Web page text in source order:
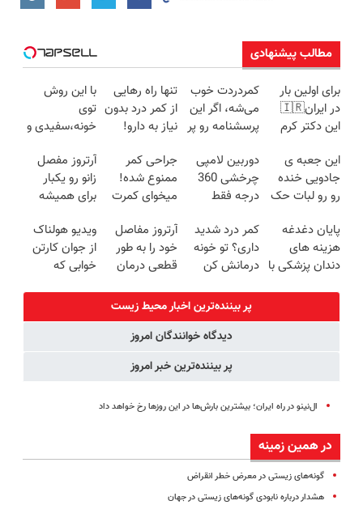
مطالب پیشنهادی
برای اولین بار
در ایران🇮🇷
این دکتر کرم
روزه ساخت!
کمردردت خوب
می‌شه، اگر این
پرسشنامه رو پر
تنها راه رهایی
از کمر درد بدون
نیاز به دارو!
با این روش
توی
خونه،سفیدی و
برگردون
(40%off)
این جعبه ی
جادویی خنده
رو رو لبات حک
خرید40%تخفیف
دوربین لامپی
چرخشی 360
درجه فقط
🔥 پرداخت
درب منزل
جراحی کمر
ممنوع شده!
میخوای کمرت
درمان کنی؟
((پرسش‌نامه))
آرتروز مفصل
زانو رو یکبار
برای همیشه
◗پرسش‌نامه◖
پایان دغدغه
هزینه های
دندان پزشکی با
کمر درد شدید
داری؟ تو خونه
درمانش کن
رو پرکن)
آرتروز مفاصل
خود را به طور
قطعی درمان
◗پرسش‌نامه◖
ویدیو هولناک
از جوان کارتن
خوابی که
پر بیننده‌ترین اخبار محیط زیست
دیدگاه خوانندگان امروز
پر بیننده‌ترین خبر امروز
ال‌نینو در راه ایران؛ بیشترین بارش‌ها در این روزها رخ خواهد داد
در همین زمینه
گونه‌های زیستی در معرض خطر انقراض
هشدار درباره نابودی گونه‌های زیستی در جهان